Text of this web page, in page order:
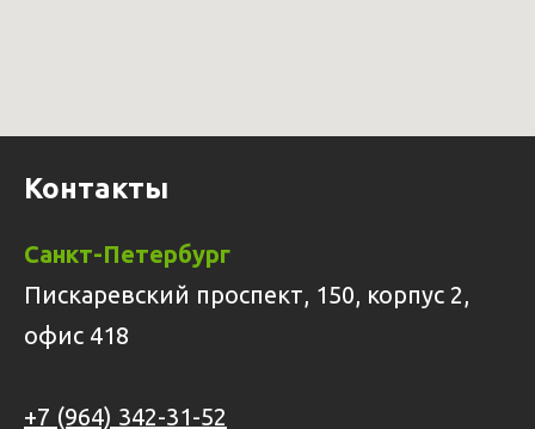
Контакты
Санкт-Петербург
Пискаревский проспект, 150, корпус 2,
офис 418
+7 (964) 342-31-52